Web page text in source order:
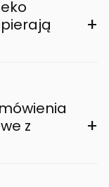
+
z
+